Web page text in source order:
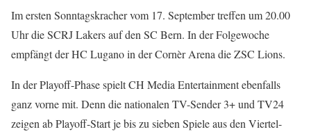
Im ersten Sonntagskracher vom 17. September treffen um 20.00
Uhr die SCRJ Lakers auf den SC Bern. In der Folgewoche
empfängt der HC Lugano in der Cornèr Arena die ZSC Lions.
In der Playoff-Phase spielt CH Media Entertainment ebenfalls
ganz vorne mit. Denn die nationalen TV-Sender 3+ und TV24
zeigen ab Playoff-Start je bis zu sieben Spiele aus den Viertel-